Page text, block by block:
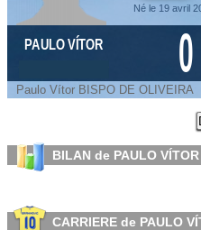
Né le 19 avril
PAULO VÍTOR 0
Paulo Vítor BISPO DE OLIVEIRA
BILAN de PAULO
CARRIERE de PAULO